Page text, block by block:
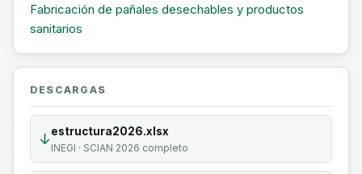
Fabricación de pañales desechables y productos
sanitarios
DESCARGAS
↓estructura2026.xlsx
INEGI · SCIAN 2026 completo